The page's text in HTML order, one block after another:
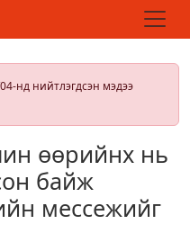
нд нийтлэгдсэн мэдээ
өөрийнх нь
байж
мессежийг